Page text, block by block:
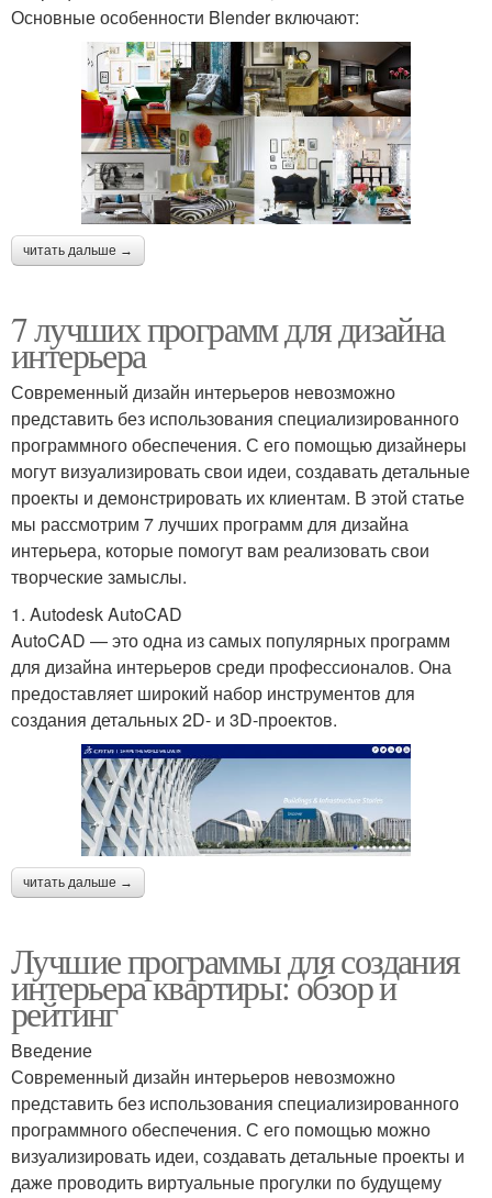
Основные особенности Blender включают:
читать дальше →
7 лучших программ для дизайна
интерьера
Современный дизайн интерьеров невозможно
представить без использования специализированного
программного обеспечения. С его помощью дизайнеры
могут визуализировать свои идеи, создавать детальные
проекты и демонстрировать их клиентам. В этой статье
мы рассмотрим 7 лучших программ для дизайна
интерьера, которые помогут вам реализовать свои
творческие замыслы.
1. Autodesk AutoCAD
AutoCAD — это одна из самых популярных программ
для дизайна интерьеров среди профессионалов. Она
предоставляет широкий набор инструментов для
создания детальных 2D- и 3D-проектов.
читать дальше →
Лучшие программы для создания
интерьера квартиры: обзор и
рейтинг
Введение
Современный дизайн интерьеров невозможно
представить без использования специализированного
программного обеспечения. С его помощью можно
визуализировать идеи, создавать детальные проекты и
даже проводить виртуальные прогулки по будущему